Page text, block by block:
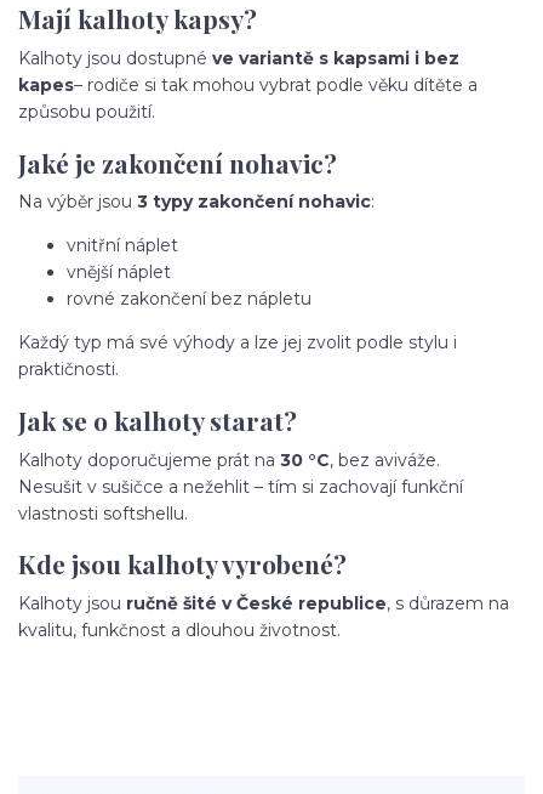
Mají kalhoty kapsy?
Kalhoty jsou dostupné ve variantě s kapsami i bez
kapes– rodiče si tak mohou vybrat podle věku dítěte a
způsobu použití.
Jaké je zakončení nohavic?
Na výběr jsou 3 typy zakončení nohavic:
vnitřní náplet
vnější náplet
rovné zakončení bez nápletu
Každý typ má své výhody a lze jej zvolit podle stylu i
praktičnosti.
Jak se o kalhoty starat?
Kalhoty doporučujeme prát na 30 °C, bez aviváže.
Nesušit v sušičce a nežehlit – tím si zachovají funkční
vlastnosti softshellu.
Kde jsou kalhoty vyrobené?
Kalhoty jsou ručně šité v České republice, s důrazem na
kvalitu, funkčnost a dlouhou životnost.